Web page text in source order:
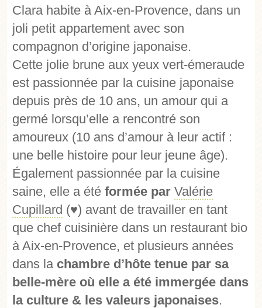
Clara habite à Aix-en-Provence, dans un
joli petit appartement avec son
compagnon d’origine japonaise.
Cette jolie brune aux yeux vert-émeraude
est passionnée par la cuisine japonaise
depuis près de 10 ans, un amour qui a
germé lorsqu’elle a rencontré son
amoureux (10 ans d’amour à leur actif :
une belle histoire pour leur jeune âge).
Également passionnée par la cuisine
saine, elle a été formée par Valérie
Cupillard (♥) avant de travailler en tant
que chef cuisinière dans un restaurant bio
à Aix-en-Provence, et plusieurs années
dans la chambre d’hôte tenue par sa
belle-mère où elle a été immergée dans
la culture & les valeurs japonaises.